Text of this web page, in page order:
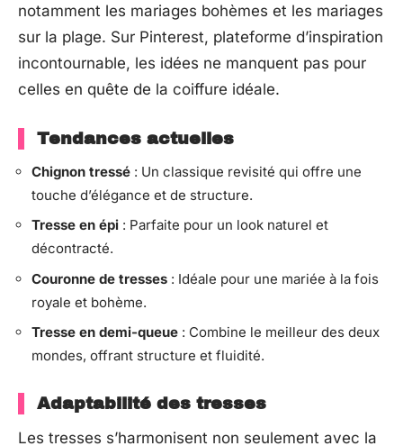
notamment les mariages bohèmes et les mariages
sur la plage. Sur Pinterest, plateforme d’inspiration
incontournable, les idées ne manquent pas pour
celles en quête de la coiffure idéale.
Tendances actuelles
Chignon tressé : Un classique revisité qui offre une
touche d’élégance et de structure.
Tresse en épi : Parfaite pour un look naturel et
décontracté.
Couronne de tresses : Idéale pour une mariée à la fois
royale et bohème.
Tresse en demi-queue : Combine le meilleur des deux
mondes, offrant structure et fluidité.
Adaptabilité des tresses
Les tresses s’harmonisent non seulement avec la